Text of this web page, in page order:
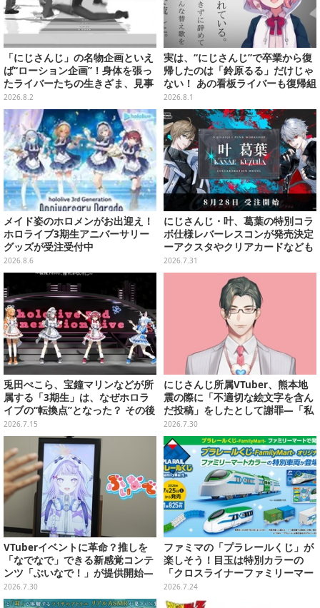
「にじさんじ」の名物企画といえ
ば“ローション企画”！身体を張っ
たライバーたちの生きざま、見事
な転倒具合を振り返り【特集】
2026.8.2
実は、“にじさんじ”で卒業から復
帰したのは「鈴原るる」だけじゃ
ない！ あの看板ライバーも復帰組
って知ってた？【特集】
2026.8.1
メイド姿のホロメンがお出迎え！
ホロライブ3期生アニバーサリー
グッズが受注受付中
2026.8.6
にじさんじ・叶、葛葉の特別コラ
ボ仕様レバーレスコンが発売決定
ーアクスタやクリアカードなども
2026.7.31
兎田ぺこら、宝鐘マリンなどが所
属する「3期生」は、なぜホロラ
イブの“転換点”となった？ その後
の展開を決定づけた、黄金世代を
振り返る【特集】
2026.7.15
にじさんじ所属VTuber、熊本地
震の際に「不適切な絵文字を含ん
だ投稿」をしたとして謝罪―「私
の認識と確認が至らず…」
2026.7.30
VTuberイベントに革命？推しを
「なでなで」できる新感覚コンテ
ンツ「ぶいなで！」が提供開始―
既存のLive2D&3Dモデルやボイス
素材をそのまま活用可
2026.7.30
ファミマの「プラレールくじ」が
楽しそう！目玉は特別カラーの
「クロスライナーファミリーマー
ト号」、その他ライナップも注目
2026.7.24